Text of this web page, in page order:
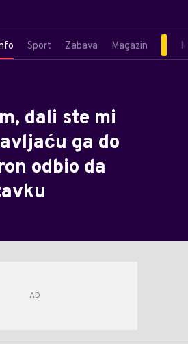
Sport Zabava Magazin
dali ste mi
ga do
odbio da